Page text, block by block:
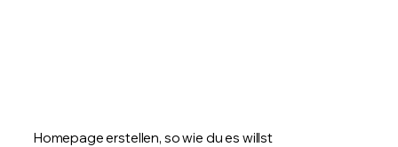
Homepage erstellen, so wie du es willst